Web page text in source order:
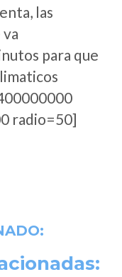
las
para que
radio=50]